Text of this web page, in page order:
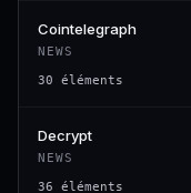
Cointelegraph
NEWS
30 éléments
Decrypt
NEWS
36 éléments